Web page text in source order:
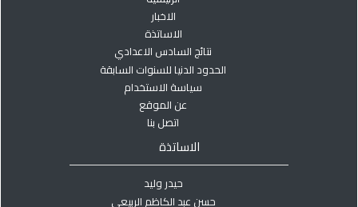
الاخبار
الاساتذة
نتائج السادس الاعدادي
الحدود الدنيا للسنوات السابقة
سياسة الاستخدام
عن الموقع
اتصل بنا
الاساتذة
حيدر وليد
حسن عبد الكاظم الربيعي